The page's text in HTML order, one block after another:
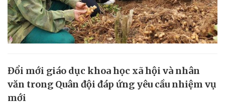
Đổi mới giáo dục khoa học xã hội và nhân
văn trong Quân đội đáp ứng yêu cầu nhiệm vụ
mới